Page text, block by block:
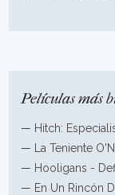
Películas más
— Hitch:
—
La Teniente
— Hooligans -
— En Un Rincón